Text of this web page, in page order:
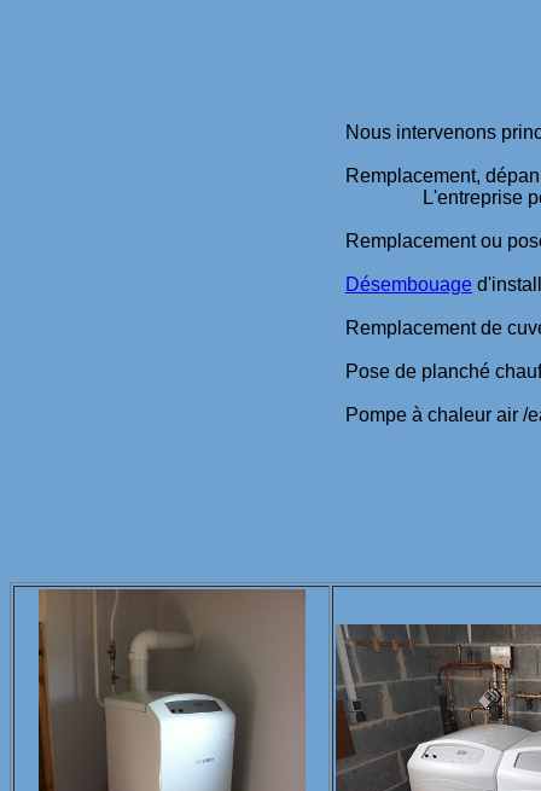
Nous intervenons
Remplacement,
L'entreprise
Remplacement ou
Désembouage
Remplacement de
Pose de planché
Pompe à chaleur air /